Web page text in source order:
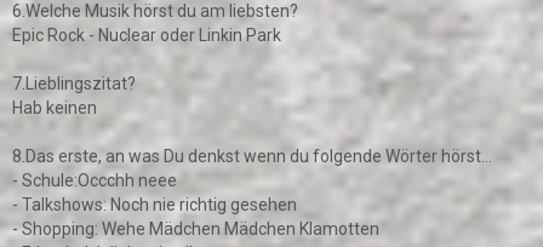
6.Welche Musik hörst du am liebsten?
Epic Rock - Nuclear oder Linkin Park
7.Lieblingszitat?
Hab keinen
8.Das erste, an was Du denkst wenn du folgende Wörter hörst...
- Schule:Occchh neee
- Talkshows: Noch nie richtig gesehen
- Shopping: Wehe Mädchen Mädchen Klamotten